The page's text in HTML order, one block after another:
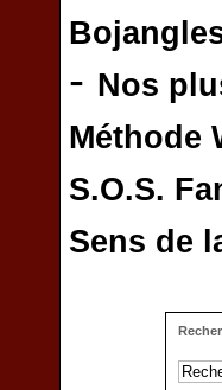
- Nos
Méthode
S.O.S.
Sens de